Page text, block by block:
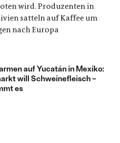
wird. Produzenten in
satteln auf Kaffee um
nach Europa
auf Yucatán in Mexiko:
will Schweinefleisch –
es